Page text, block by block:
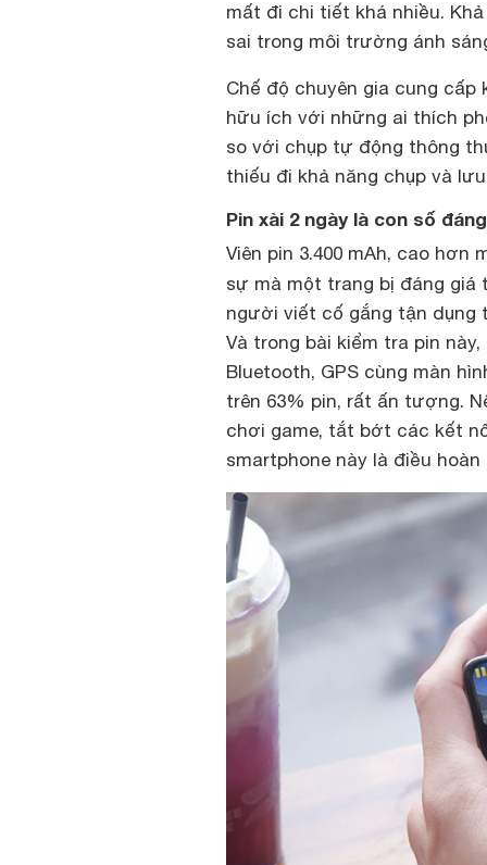
mất đi chi tiết khá nhiều.
sai trong môi trường ánh
Chế độ chuyên gia cung
hữu ích với những ai thích
so với chụp tự động thông
thiếu đi khả năng chụp và
Pin xài 2 ngày là con số
Viên pin 3.400 mAh, cao
sự mà một trang bị đáng giá
người viết cố gắng tận dụng
Và trong bài kiểm tra pin
Bluetooth, GPS cùng màn
trên 63% pin, rất ấn tượng.
chơi game, tắt bớt các kết
smartphone này là điều